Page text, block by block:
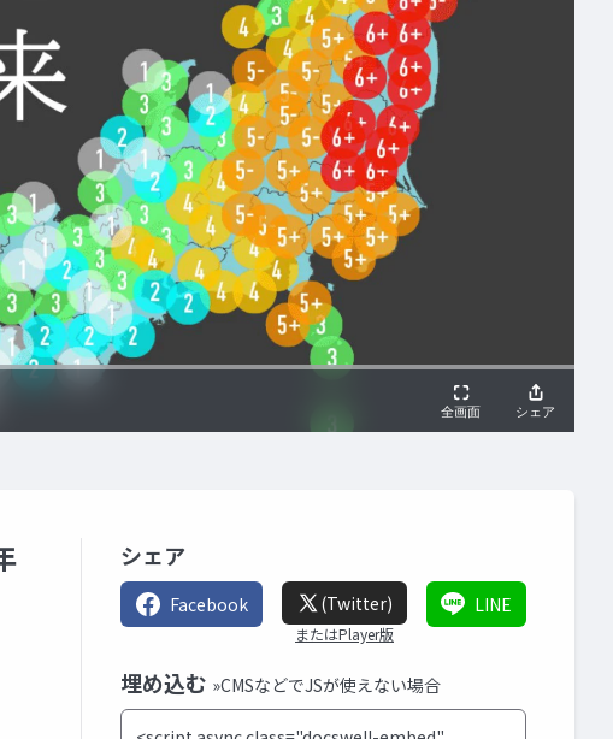
シェア
Facebook (Twitter)
またはPlayer版
LINE
埋め込む »CMSなどでJSが使えない場合